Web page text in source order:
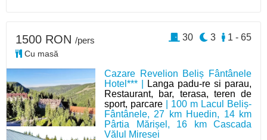
Cazare Revelion Beliș Fântânele
Hotel*** |
Langa padu-re si parau,
Restaurant, bar, terasa, teren de
sport, parcare | 100 m Lacul Beliș-
Fântânele, 27 km Huedin, 14 km
Pârtia Mărișel, 16 km Cascada
Vălul Miresei
1500 RON /pers
Cu masă
1 - 65
3
30